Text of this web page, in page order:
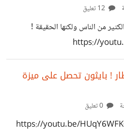
من الناس ولكنها الحقيقة !
https://
! بايثون تحصل على ميزة